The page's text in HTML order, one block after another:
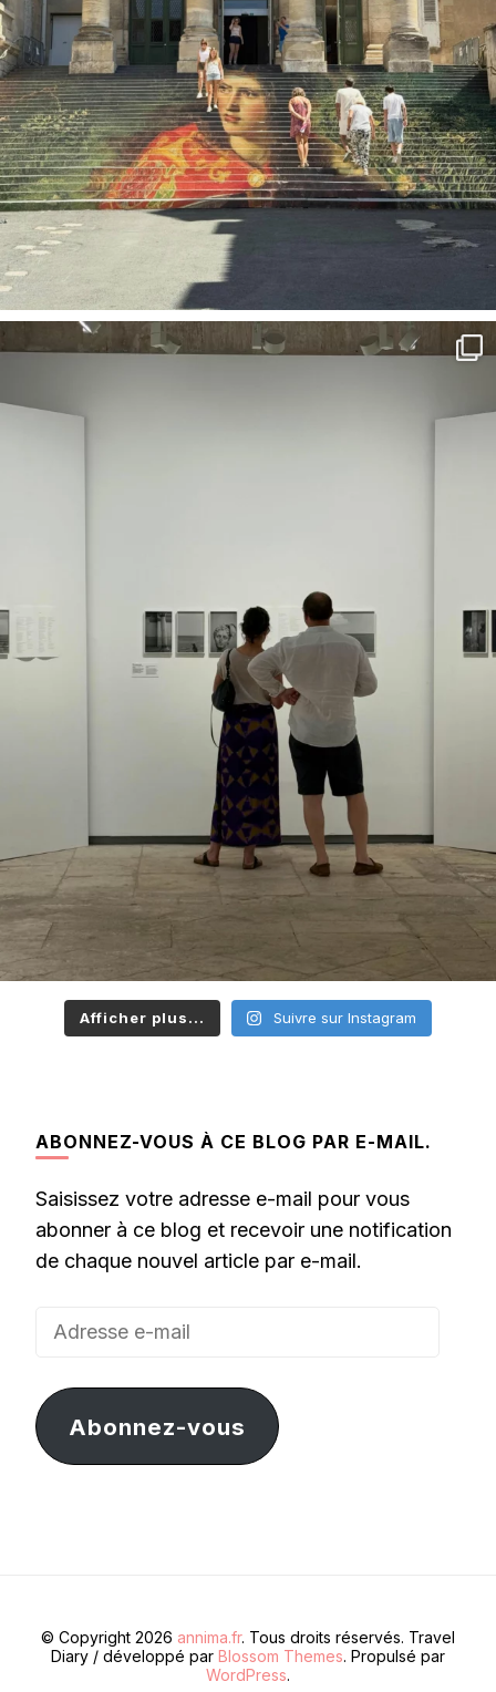
Afficher plus... Suivre sur Instagram
ABONNEZ-VOUS À CE BLOG PAR E-MAIL.
Saisissez votre adresse e-mail pour vous
abonner à ce blog et recevoir une notification
de chaque nouvel article par e-mail.
Adresse
mail
Abonnez-vous
© Copyright 2026 annima.fr. Tous droits réservés. Travel
Diary / développé par Blossom Themes. Propulsé par
WordPress.